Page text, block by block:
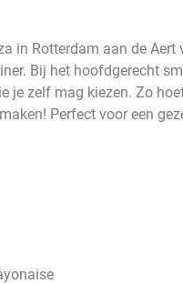
in Rotterdam aan de Aert
Bij het hoofdgerecht
je zelf mag kiezen. Zo
Perfect voor een